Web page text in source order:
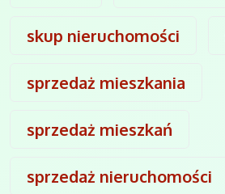
skup nieruchomości
sprzedaż mieszkania
sprzedaż mieszkań
sprzedaż nieruchomości